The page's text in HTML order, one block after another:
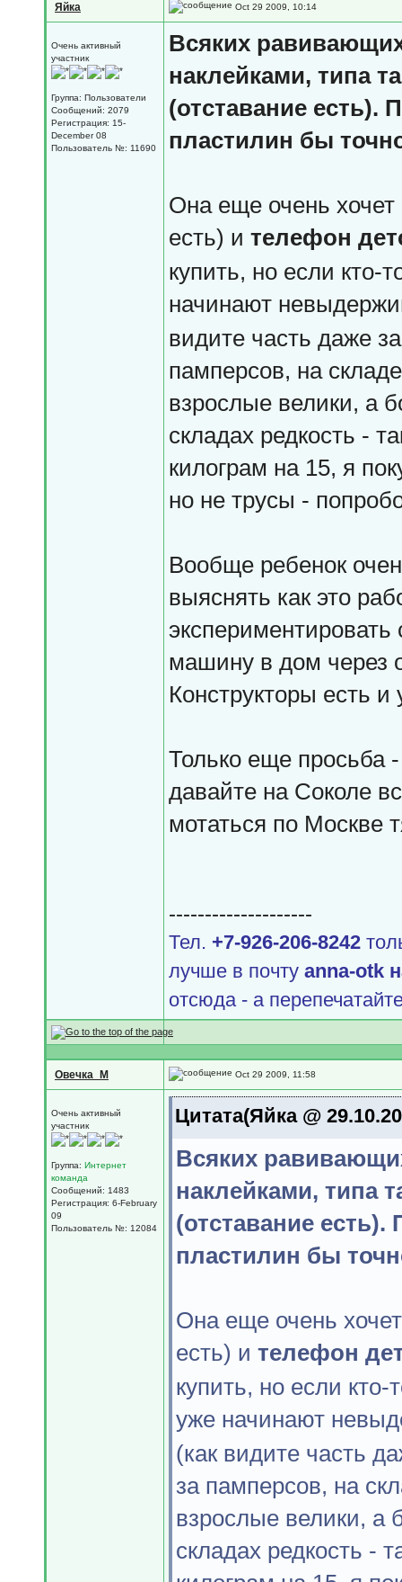
Яйка Oct 29 2009, 10:14
Очень активный
участник
Группа: Пользователи
Сообщений: 2079
Регистрация: 15-
December 08
Пользователь №: 11690
Всяких
наклейками, типа
(отставание есть).
пластилин бы
Она еще очень хочет
есть) и телефон
купить, но если кто-
начинают
видите часть даже
памперсов, на
взрослые велики, а
складах редкость -
килограм на 15, я
но не трусы -
Вообще ребенок
выяснять как это
экспериментировать
машину в дом через
Конструкторы есть
Только еще просьба -
давайте на Соколе
мотаться по Москве
--------------------
Тел. +7-926-206-8242
лучше в почту аnnа-оtk
отсюда - а
Овечка_М Oct 29 2009, 11:58
Очень активный
участник
Группа: Интернет
команда
Сообщений: 1483
Регистрация: 6-February
09
Пользователь №: 12084
Цитата(Яйка @
Всяких
наклейками, типа
(отставание
пластилин бы
Она еще очень
есть) и телефон
купить, но если
уже начинают
(как видите часть
за памперсов, на
взрослые велики, а
складах редкость -